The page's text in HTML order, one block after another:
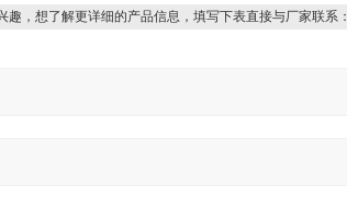
趣，想了解更详细的产品信息，填写下表直接与厂家联系：